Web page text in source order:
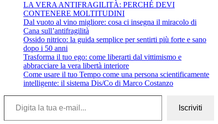
LA VERA ANTIFRAGILITÀ: PERCHÉ DEVI
CONTENERE MOLTITUDINI
Dal vuoto al vino migliore: cosa ci insegna il miracolo di
Cana sull’antifragilità
Ossido nitrico: la guida semplice per sentirti più forte e sano
dopo i 50 anni
Trasforma il tuo ego: come liberarti dal vittimismo e
abbracciare la vera libertà interiore
Come usare il tuo Tempo come una persona scientificamente
intelligente: il sistema Dis/Co di Marco Costanzo
Digita la tua e-mail...
Iscriviti